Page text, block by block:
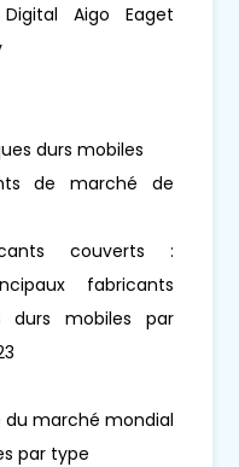
Aigo Eaget
durs mobiles
de marché de
couverts :
fabricants
durs mobiles par
du marché mondial
par type